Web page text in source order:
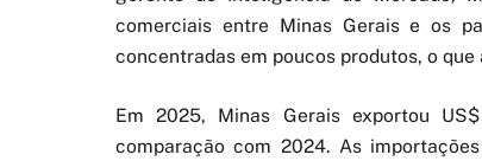
comerciais entre Minas Gerais e os
concentradas em poucos produtos, o
Em 2025, Minas Gerais exportou
comparação com 2024. As